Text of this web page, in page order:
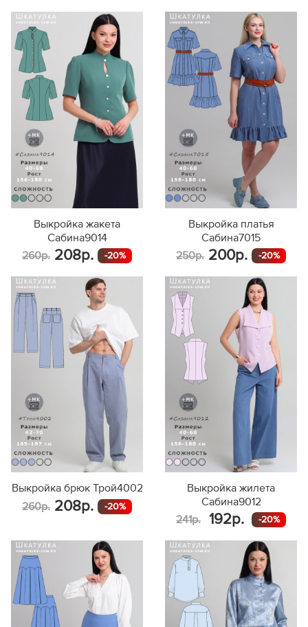
Выкройка жакета
Сабина9014
260р. 208р. -20%
Выкройка платья
Сабина7015
250р. 200р. -20%
Выкройка брюк Трой4002
260р. 208р. -20%
Выкройка жилета
Сабина9012
241р.
192р. -20%